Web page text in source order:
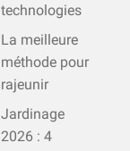
technologies
La meilleure
méthode pour
rajeunir
Jardinage
2026 : 4